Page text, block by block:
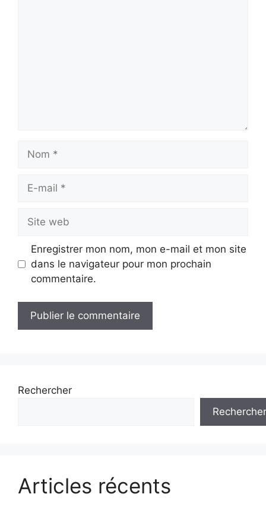
Nom
Site
web
Enregistrer mon nom, mon e-mail et mon site
dans le navigateur pour mon prochain
commentaire.
Rechercher
Rechercher
Articles récents